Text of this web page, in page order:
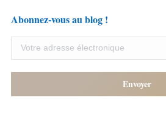
Abonnez-vous au blog !